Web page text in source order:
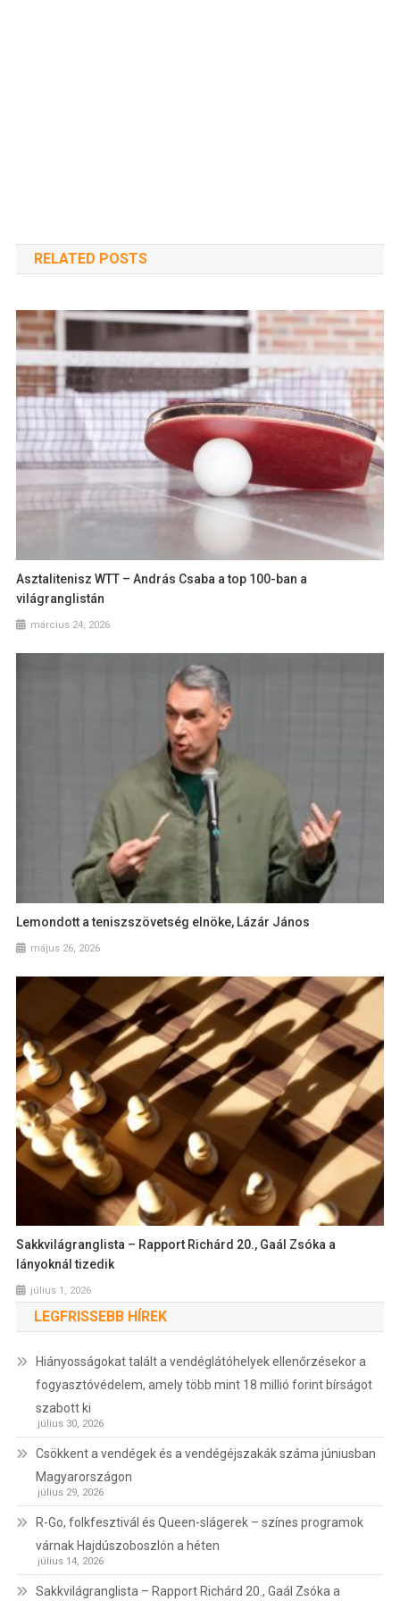
RELATED POSTS
Asztalitenisz WTT – András Csaba a top 100-ban a
világranglistán
március 24, 2026
Lemondott a teniszszövetség elnöke, Lázár János
május 26, 2026
Sakkvilágranglista – Rapport Richárd 20., Gaál Zsóka a
lányoknál tizedik
július 1, 2026
LEGFRISSEBB HÍREK
Hiányosságokat talált a vendéglátóhelyek ellenőrzésekor a
fogyasztóvédelem, amely több mint 18 millió forint bírságot
szabott ki
július 30, 2026
Csökkent a vendégek és a vendégéjszakák száma júniusban
Magyarországon
július 29, 2026
R-Go, folkfesztivál és Queen-slágerek – színes programok
várnak Hajdúszoboszlón a héten
július 14, 2026
Sakkvilágranglista – Rapport Richárd 20., Gaál Zsóka a